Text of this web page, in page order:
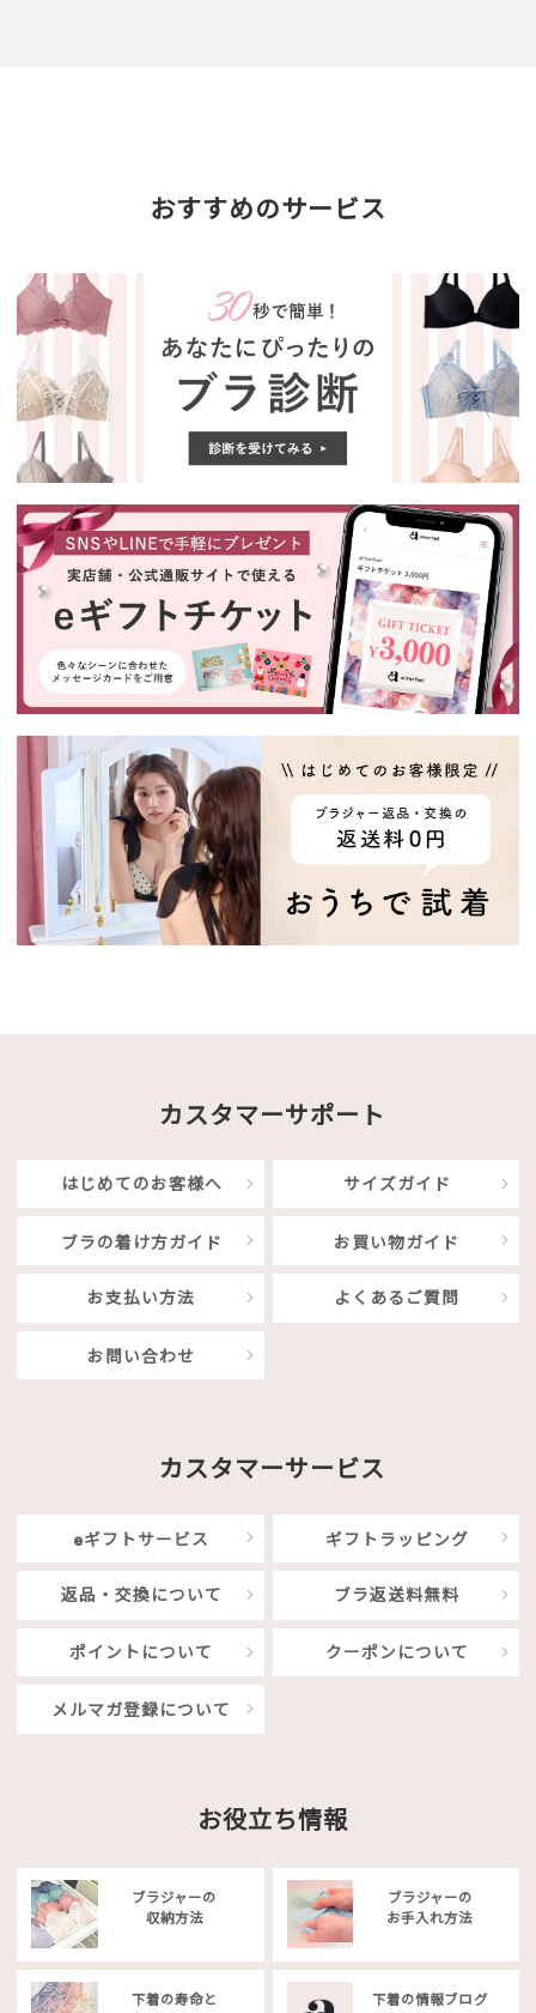
おすすめのサービス
カスタマーサポート
はじめてのお客様へ サイズガイド
ブラの着け方ガイド お買い物ガイド
お支払い方法 よくあるご質問
お問い合わせ
カスタマーサービス
eギフトサービス ギフトラッピング
返品・交換について ブラ返送料無料
ポイントについて クーポンについて
メルマガ登録について
お役立ち情報
ブラジャーの
収納方法
ブラジャーの
お手入れ方法
下着の寿命と
下着の情報ブログ